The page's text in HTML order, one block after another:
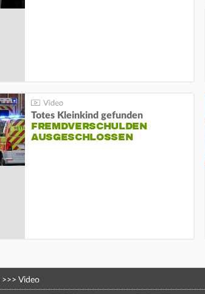
Totes Kleinkind gefunden
FREMDVERSCHULDEN
AUSGESCHLOSSEN
>>> Video